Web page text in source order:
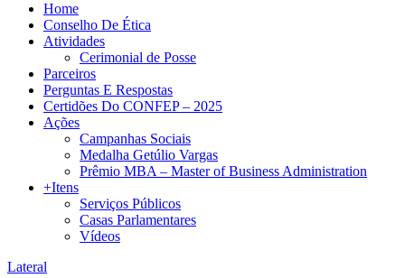
Home
Conselho De Ética
Atividades
Cerimonial de Posse
Parceiros
Perguntas E Respostas
Certidões Do CONFEP – 2025
Ações
Campanhas Sociais
Medalha Getúlio Vargas
Prêmio MBA – Master of Business Administration
+Itens
Serviços Públicos
Casas Parlamentares
Vídeos
Lateral